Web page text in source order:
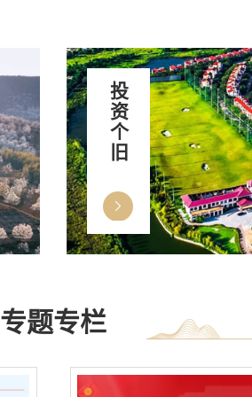
投资个旧
专题专栏